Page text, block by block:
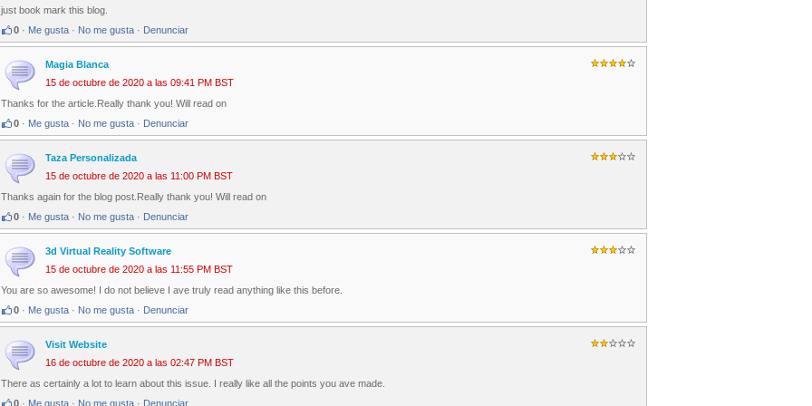
just book mark this blog.
0 · Me gusta · No me gusta · Denunciar
Magia Blanca
15 de octubre de 2020 a las 09:41 PM BST
Thanks for the article.Really thank you! Will read on
0 · Me gusta · No me gusta · Denunciar
Taza Personalizada
15 de octubre de 2020 a las 11:00 PM BST
Thanks again for the blog post.Really thank you! Will read on
0 · Me gusta · No me gusta · Denunciar
3d Virtual Reality Software
15 de octubre de 2020 a las 11:55 PM BST
You are so awesome! I do not believe I ave truly read anything like this before.
0 · Me gusta · No me gusta · Denunciar
Visit Website
16 de octubre de 2020 a las 02:47 PM BST
There as certainly a lot to learn about this issue. I really like all the points you ave made.
0 · Me gusta · No me gusta · Denunciar